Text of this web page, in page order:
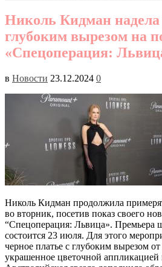
Николь Кидман надела
глубоким вырезом на
«Спецоперация:
в Новости 23.12.2024 0
Николь Кидман продолжила
во вторник, посетив показ своего
“Спецоперация: Львица». Премьера
состоится 23 июля. Для этого
черное платье с глубоким вырезом
украшенное цветочной